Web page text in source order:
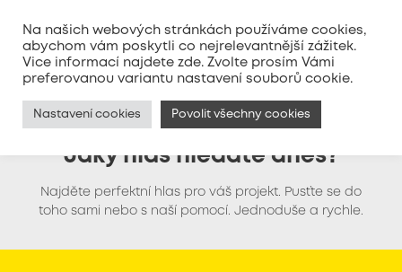
MENU
Jaký hlas hledáte dnes?
Najděte perfektní hlas pro váš projekt. Pusťte se do
toho sami nebo s naší pomocí. Jednoduše a rychle.
Na našich webových stránkách používáme cookies,
abychom vám poskytli co nejrelevantnější zážitek.
Vice informací najdete zde. Zvolte prosím Vámi
preferovanou variantu nastavení souborů cookie.
Nastavení cookies Povolit všechny cookies